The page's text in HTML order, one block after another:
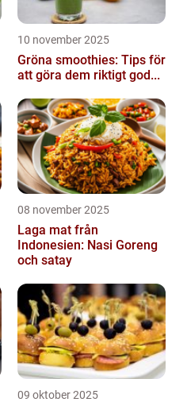
10 november 2025
Gröna smoothies: Tips för
att göra dem riktigt god...
08 november 2025
Laga mat från
Indonesien: Nasi Goreng
och satay
09 oktober 2025